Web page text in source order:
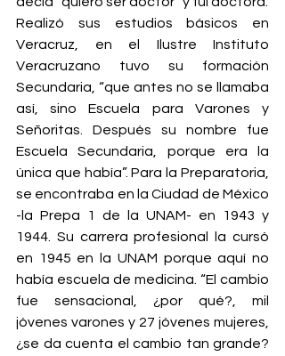
Realizó sus estudios básicos en
Veracruz, en el Ilustre Instituto
Veracruzano tuvo su formación
Secundaria, “que antes no se llamaba
así, sino Escuela para Varones y
Señoritas. Después su nombre fue
Escuela Secundaria, porque era la
única que había”. Para la Preparatoria,
se encontraba en la Ciudad de México
-la Prepa 1 de la UNAM- en 1943 y
1944. Su carrera profesional la cursó
en 1945 en la UNAM porque aquí no
había escuela de medicina. “El cambio
fue sensacional, ¿por qué?, mil
jóvenes varones y 27 jóvenes mujeres,
¿se da cuenta el cambio tan grande?